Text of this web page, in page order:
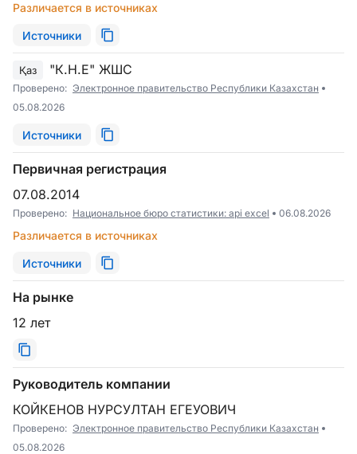
Различается в источниках
Источники
Қаз "К.Н.Е" ЖШС
Проверено: Электронное правительство Республики Казахстан
05.08.2026
Источники
Первичная регистрация
07.08.2014
Проверено: Национальное бюро статистики: api excel 06.08.2026
Различается в источниках
Источники
На рынке
12 лет
Руководитель компании
КОЙКЕНОВ НУРСУЛТАН ЕГЕУОВИЧ
Проверено: Электронное правительство Республики Казахстан
05.08.2026